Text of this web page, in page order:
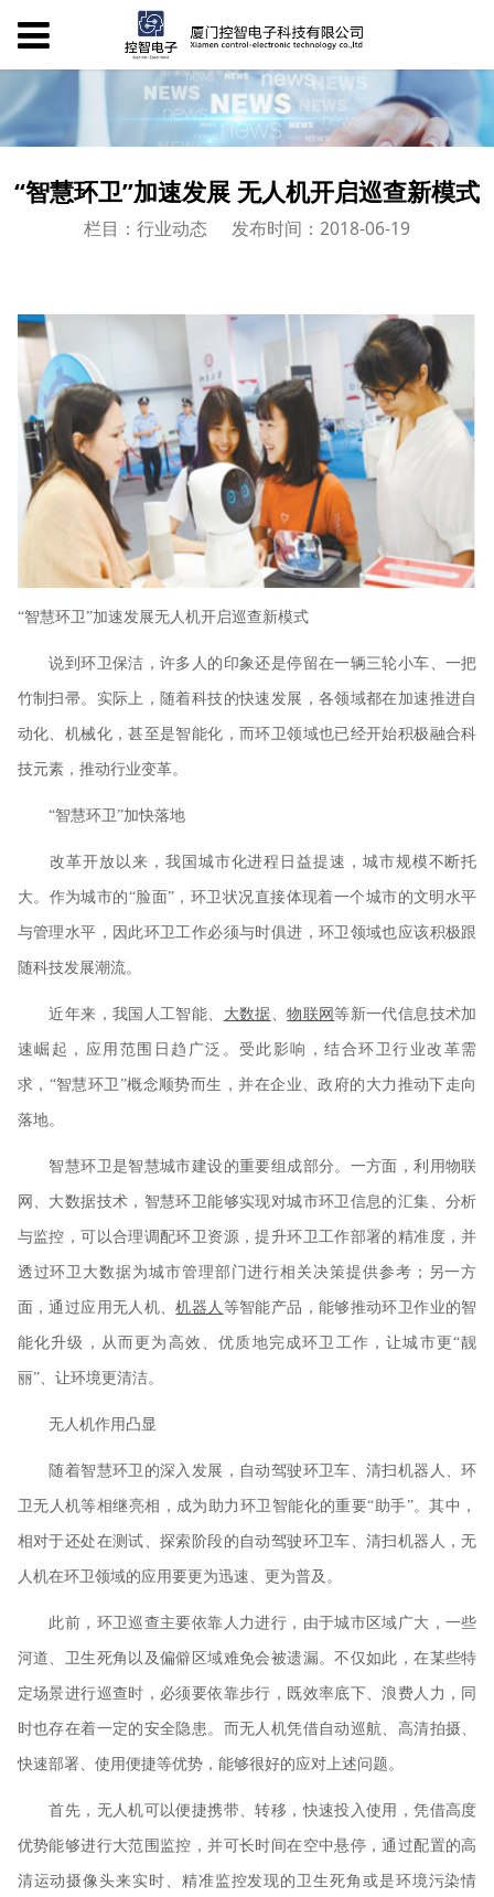
“智慧环卫”加速发展 无人机开启巡查新模式
栏目：行业动态 发布时间：2018-06-19
“智慧环卫”加速发展无人机开启巡查新模式
说到环卫保洁，许多人的印象还是停留在一辆三轮小车、一把
竹制扫帚。实际上，随着科技的快速发展，各领域都在加速推进自
动化、机械化，甚至是智能化，而环卫领域也已经开始积极融合科
技元素，推动行业变革。
“智慧环卫”加快落地
改革开放以来，我国城市化进程日益提速，城市规模不断托
大。作为城市的“脸面”，环卫状况直接体现着一个城市的文明水平
与管理水平，因此环卫工作必须与时俱进，环卫领域也应该积极跟
随科技发展潮流。
近年来，我国人工智能、 大数据、物联网等新一代信息技术加
速崛起，应用范围日趋广泛。受此影响，结合环卫行业改革需
求，“智慧环卫”概念顺势而生，并在企业、政府的大力推动下走向
落地。
智慧环卫是智慧城市建设的重要组成部分。一方面，利用物联
网、大数据技术，智慧环卫能够实现对城市环卫信息的汇集、分析
与监控，可以合理调配环卫资源，提升环卫工作部署的精准度，并
透过环卫大数据为城市管理部门进行相关决策提供参考；另一方
面，通过应用无人机、机器人 等智能产品，能够推动环卫作业的智
能化升级，从而更为高效、优质地完成环卫工作，让城市更“靓
丽”、让环境更清洁。
无人机作用凸显
随着智慧环卫的深入发展，自动驾驶环卫车、清扫机器人、环
卫无人机等相继亮相，成为助力环卫智能化的重要“助手”。其中，
相对于还处在测试、探索阶段的自动驾驶环卫车、清扫机器人，无
人机在环卫领域的应用要更为迅速、更为普及。
此前，环卫巡查主要依靠人力进行，由于城市区域广大，一些
河道、卫生死角以及偏僻区域难免会被遗漏。不仅如此，在某些特
定场景进行巡查时，必须要依靠步行，既效率底下、浪费人力，同
时也存在着一定的安全隐患。而无人机凭借自动巡航、高清拍摄、
快速部署、使用便捷等优势，能够很好的应对上述问题。
首先，无人机可以便捷携带、转移，快速投入使用，凭借高度
优势能够进行大范围监控，并可长时间在空中悬停，通过配置的高
清运动摄像头来实时、精准监控发现的卫生死角或是环境污染情